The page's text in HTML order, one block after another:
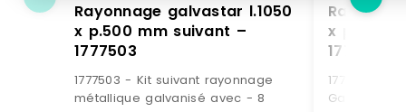
Rayonnage galvastar l.1050
x p.500 mm suivant –
1777503
1777503 - Kit suivant rayonnage
métallique galvanisé avec - 8
x p.400
1777406
1777406 -
Galvabacs